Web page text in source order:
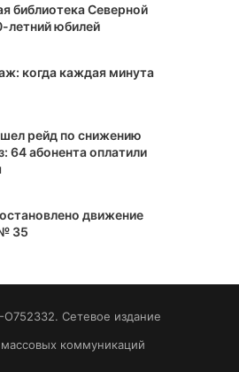
библиотека Северной
летний юбилей
когда каждая минута
рейд по снижению
64 абонента оплатили
движение
35
Сетевое издание
коммуникаций